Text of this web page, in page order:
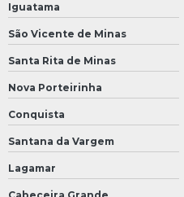
Iguatama
São Vicente de Minas
Santa Rita de Minas
Nova Porteirinha
Conquista
Santana da Vargem
Lagamar